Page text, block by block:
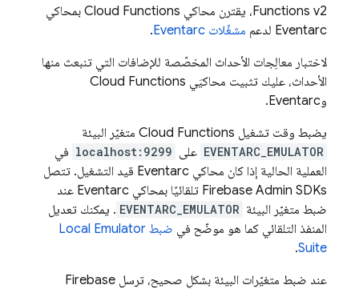
Functions v2، يقترن محاكي Cloud Functions بمحاكي
Eventarc لدعم
مشغّلات Eventarc
.
لاختبار معالِجات الأحداث المخصّصة للإضافات التي تنبعث منها
الأحداث، عليك تثبيت محاكيَي Cloud Functions
وEventarc.
يضبط وقت تشغيل Cloud Functions متغيّر البيئة
EVENTARC_EMULATOR على localhost:9299 في
العملية الحالية إذا كان محاكي Eventarc قيد التشغيل. تتصل
Firebase Admin SDK
s تلقائيًا بمحاكي Eventarc عند
ضبط متغيّر البيئة EVENTARC_EMULATOR . يمكنك تعديل
المنفذ التلقائي كما هو موضّح في ضبط Local Emulator
Suite
.
عند ضبط متغيّرات البيئة بشكلٍ صحيح، ترسل Firebase